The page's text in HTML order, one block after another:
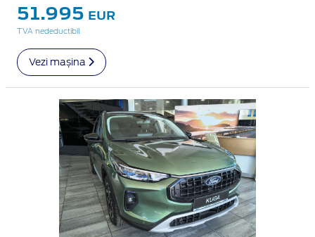
51.995 EUR
TVA nedeductibil
Vezi mașina